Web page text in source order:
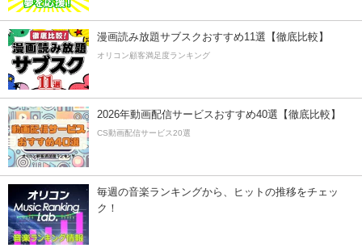
漫画読み放題サブスクおすすめ11選【徹底比較】
オリコン顧客満足度ランキング
2026年動画配信サービスおすすめ40選【徹底比較】
CS動画配信サービス20選
毎週の音楽ランキングから、ヒットの推移をチェッ
ク！